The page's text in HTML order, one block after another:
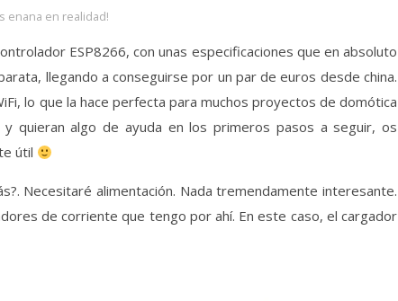
enana en realidad!
ESP8266, con unas especificaciones que en absoluto
llegando a conseguirse por un par de euros desde china.
lo que la hace perfecta para muchos proyectos de domótica
quieran algo de ayuda en los primeros pasos a seguir, os
útil
Necesitaré alimentación. Nada tremendamente interesante.
de corriente que tengo por ahí. En este caso, el cargador